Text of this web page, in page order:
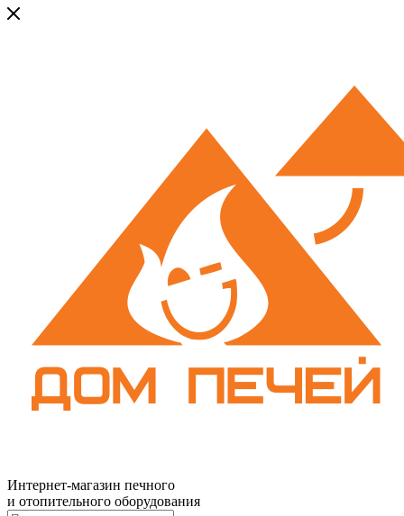
Интернет-магазин печного
и отопительного оборудования